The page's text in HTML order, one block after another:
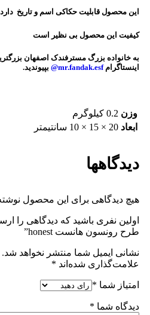
این محصول قابلیت حکاکی اسم و تاریخ دارد
کیفیت این محصول بی نظیر است
به خانواده بزرگ مسترفندک اصفهان
اینستاگرام mr.fandak.esf@ بپیوندید.
وزن 0.2 کیلوگرم
ابعاد 20 × 15 × 10 سانتیمتر
دیدگاهها
هیچ دیدگاهی برای این محصول
اولین نفری باشید که دیدگاهی را
طرح رونسون هانست honest”
نشانی ایمیل شما منتشر نخواهد شد.
علامت‌گذاری شده‌اند *
امتیاز شما *
دیدگاه شما *